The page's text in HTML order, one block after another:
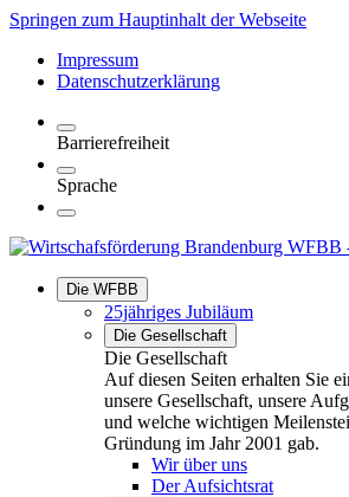
Springen zum Hauptinhalt der Webseite
Impressum
Datenschutzerklärung
Barrierefreiheit
Sprache
Die WFBB
25jähriges Jubiläum
Die Gesellschaft
Die Gesellschaft
Auf diesen Seiten erhalten Sie
unsere Gesellschaft, unsere
und welche wichtigen
Gründung im Jahr 2001 gab.
Wir über uns
Der Aufsichtsrat